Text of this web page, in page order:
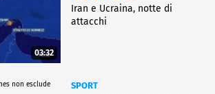
03:32
Iran e Ucraina, notte di
attacchi
SPORT